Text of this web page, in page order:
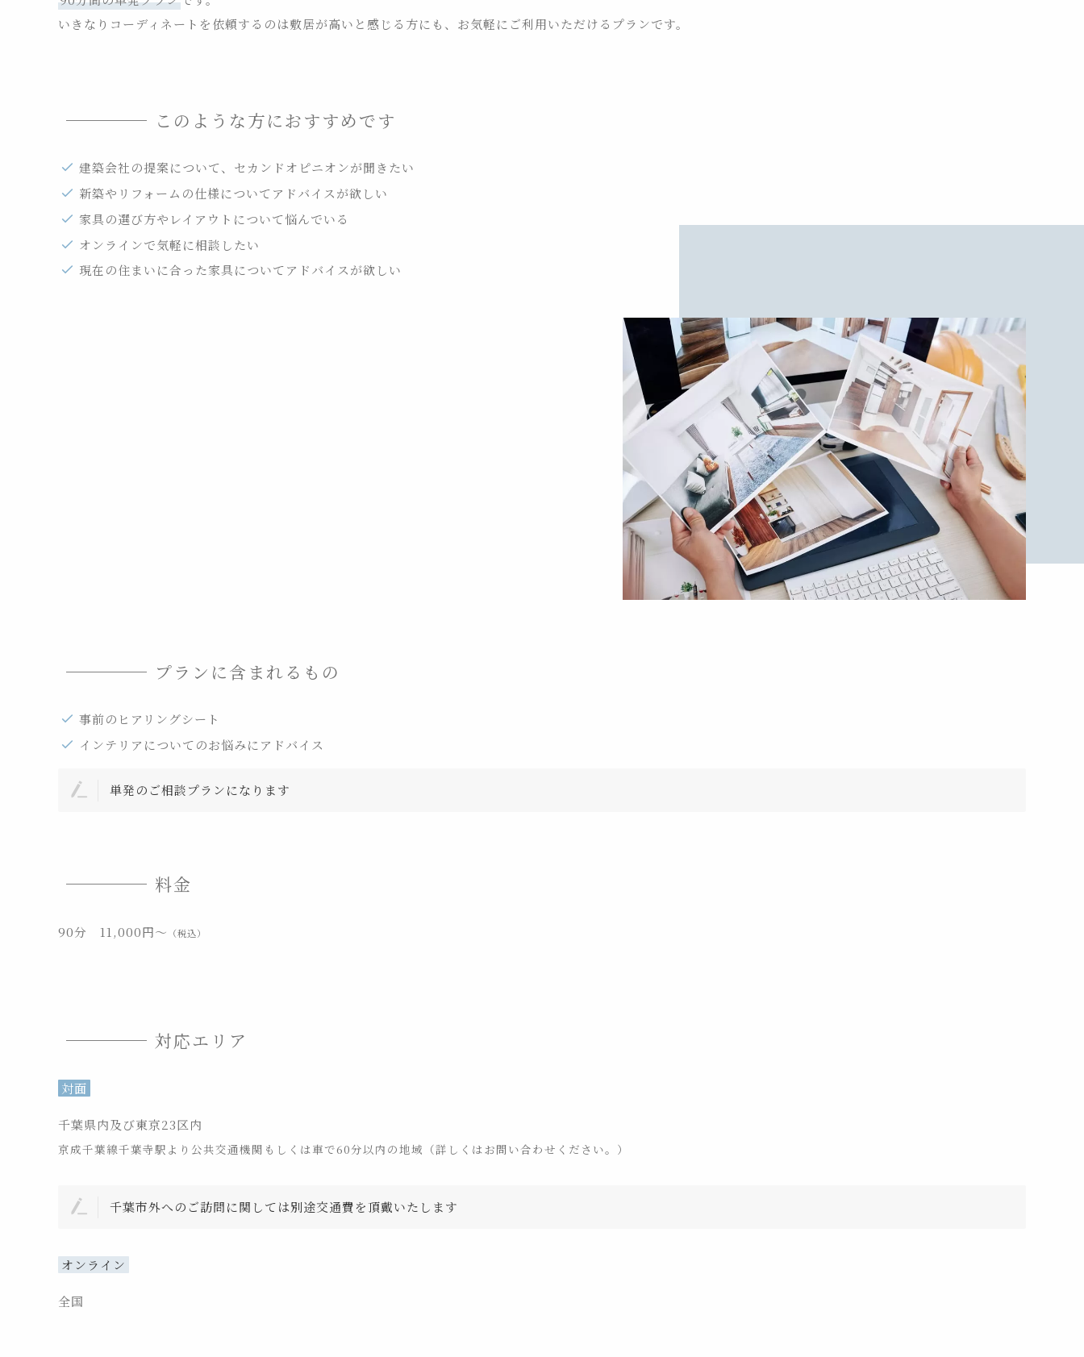
いきなりコーディネートを依頼するのは敷居が高いと感じる方にも、お気軽にご利用いただけるプランです。
このような方におすすめです
建築会社の提案について、セカンドオピニオンが聞きたい
新築やリフォームの仕様についてアドバイスが欲しい
家具の選び方やレイアウトについて悩んでいる
オンラインで気軽に相談したい
現在の住まいに合った家具についてアドバイスが欲しい
プランに含まれるもの
事前のヒアリングシート
インテリアについてのお悩みにアドバイス
単発のご相談プランになります
料金
90分 11,000円〜 （税込）
対応エリア
対面
千葉県内及び東京23区内
京成千葉線千葉寺駅より公共交通機関もしくは車で60分以内の地域（詳しくはお問い合わせください。）
千葉市外へのご訪問に関しては別途交通費を頂戴いたします
オンライン
全国